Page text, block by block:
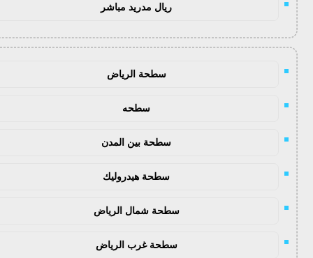
ريال مدريد مباشر
سطحة الرياض
سطحه
سطحة بين المدن
سطحة هيدروليك
سطحة شمال الرياض
سطحة غرب الرياض